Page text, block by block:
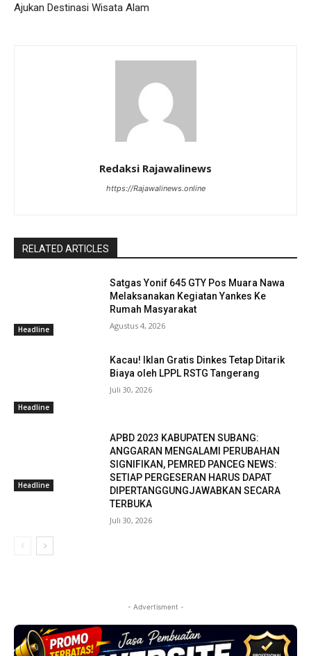
Ajukan Destinasi Wisata Alam
Redaksi Rajawalinews
https://Rajawalinews.online
RELATED ARTICLES
Headline
Satgas Yonif 645 GTY Pos Muara Nawa
Melaksanakan Kegiatan Yankes Ke
Rumah Masyarakat
Agustus 4, 2026
Headline
Kacau! Iklan Gratis Dinkes Tetap Ditarik
Biaya oleh LPPL RSTG Tangerang
Juli 30, 2026
Headline
APBD 2023 KABUPATEN SUBANG:
ANGGARAN MENGALAMI PERUBAHAN
SIGNIFIKAN, PEMRED PANCEG NEWS:
SETIAP PERGESERAN HARUS DAPAT
DIPERTANGGUNGJAWABKAN SECARA
TERBUKA
Juli 30, 2026
- Advertisment -